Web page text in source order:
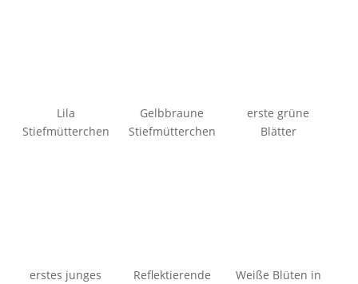
Lila
Stiefmütterchen
Gelbbraune
Stiefmütterchen
erste grüne
Blätter
erstes junges
Reflektierende
Weiße Blüten in